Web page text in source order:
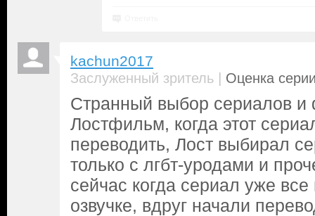
kachun2017
Заслуженный зритель | Оценка
Странный выбор сериалов и
Лостфильм, когда этот
переводить, Лост выбирал
только с лгбт-уродами и
сейчас когда сериал уже
озвучке, вдруг начали